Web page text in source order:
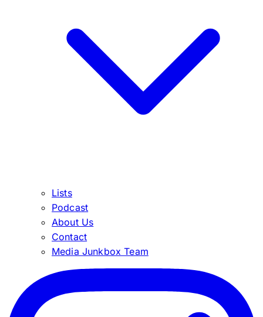
Lists
Podcast
About Us
Contact
Media Junkbox Team